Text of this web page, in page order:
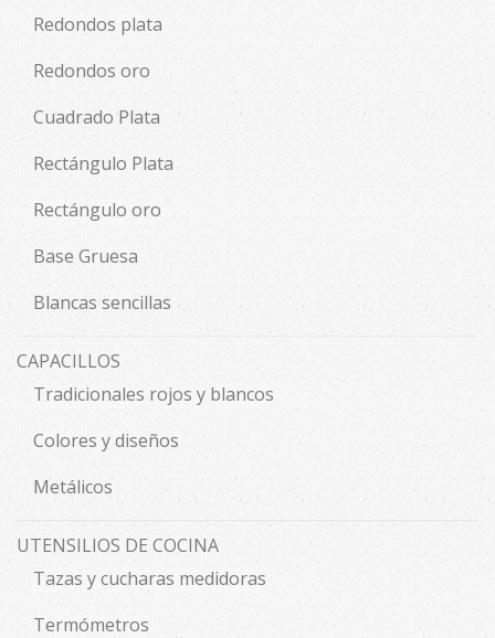
Redondos plata
Redondos oro
Cuadrado Plata
Rectángulo Plata
Rectángulo oro
Base Gruesa
Blancas sencillas
CAPACILLOS
Tradicionales rojos y blancos
Colores y diseños
Metálicos
UTENSILIOS DE COCINA
Tazas y cucharas medidoras
Termómetros